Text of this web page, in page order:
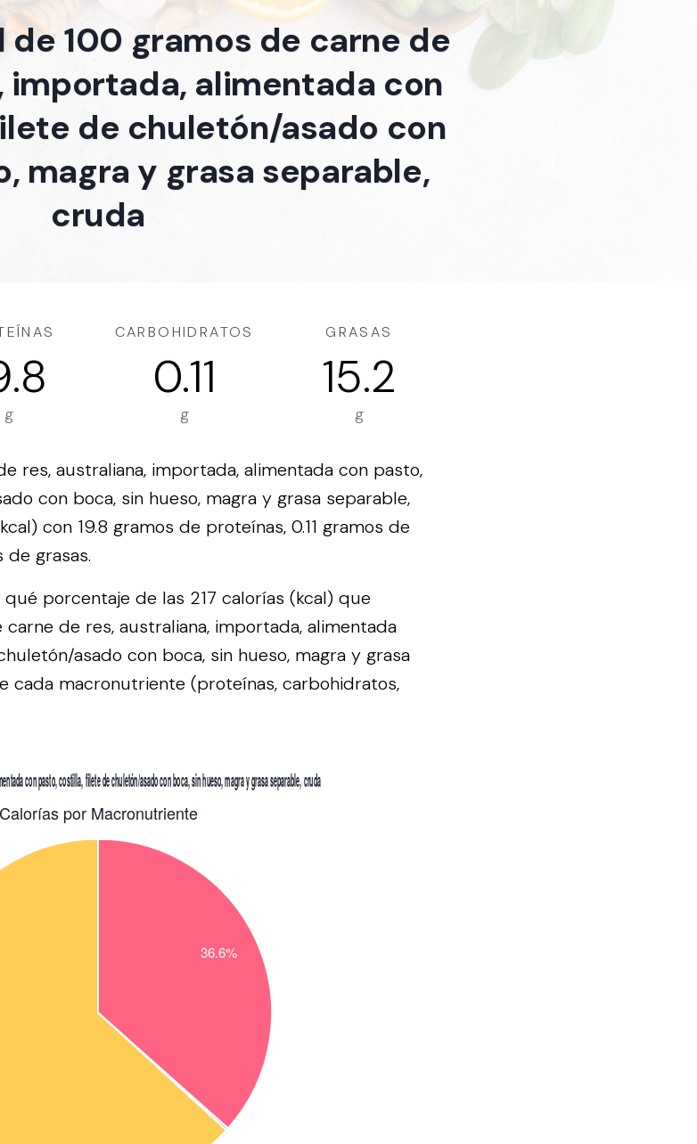
100 gramos de carne de
importada, alimentada con
de chuletón/asado con
magra y grasa separable,
cruda
g
CARBOHIDRATOS
0.11
g
GRASAS
15.2
g
res, australiana, importada, alimentada con pasto,
con boca, sin hueso, magra y grasa separable,
con 19.8 gramos de proteínas, 0.11 gramos de
de grasas.
porcentaje de las 217 calorías (kcal) que
de res, australiana, importada, alimentada
asado con boca, sin hueso, magra y grasa
cada macronutriente (proteínas, carbohidratos,